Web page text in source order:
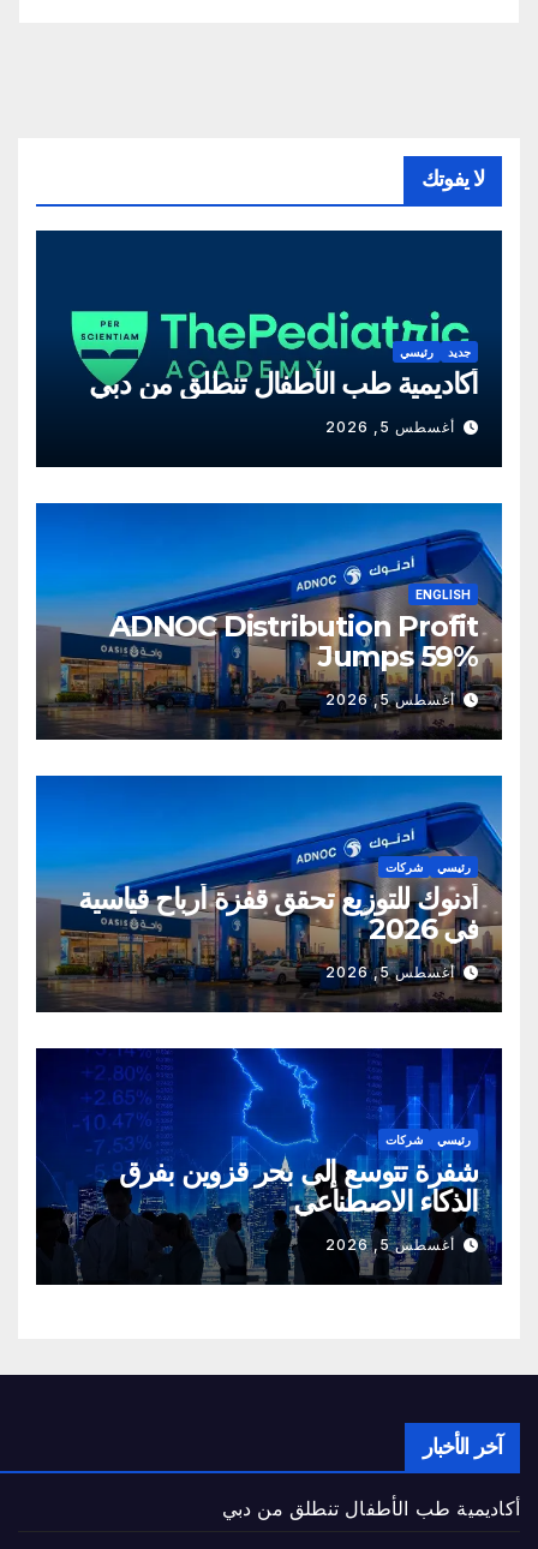
لا يفوتك
جديد رئيسي
أكاديمية طب الأطفال تنطلق من دبي
أغسطس 5, 2026
ENGLISH
ADNOC Distribution Profit
Jumps 59%
أغسطس 5, 2026
رئيسي شركات
أدنوك للتوزيع تحقق قفزة أرباح قياسية
في 2026
أغسطس 5, 2026
رئيسي شركات
شفرة تتوسع إلى بحر قزوين بفرق
الذكاء الاصطناعي
أغسطس 5, 2026
آخر الأخبار
أكاديمية طب الأطفال تنطلق من دبي